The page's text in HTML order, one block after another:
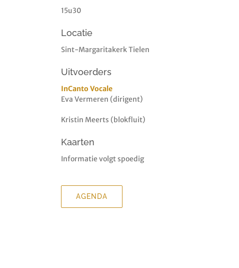
15u30
Locatie
Sint-Margaritakerk Tielen
Uitvoerders
InCanto Vocale
Eva Vermeren (dirigent)
Kristin Meerts (blokfluit)
Kaarten
Informatie volgt spoedig
AGENDA